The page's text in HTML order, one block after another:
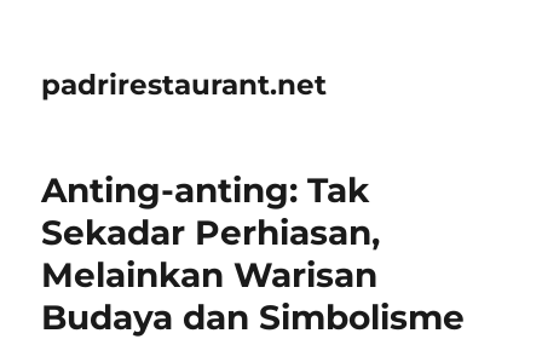
padrirestaurant.net
Anting-anting: Tak
Sekadar Perhiasan,
Melainkan Warisan
Budaya dan Simbolisme